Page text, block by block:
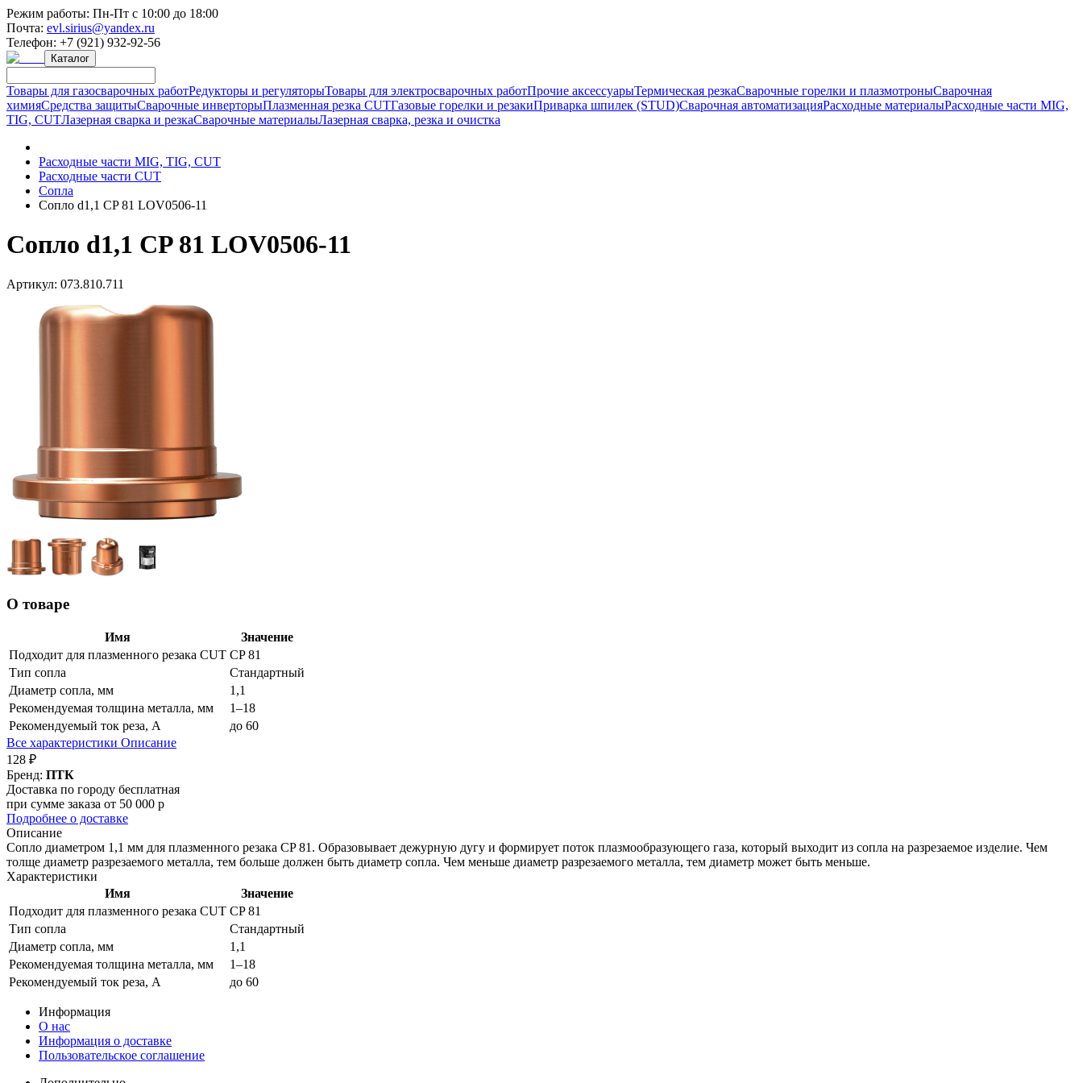
Режим работы: Пн-Пт с 10:00 до 18:00
Почта: evl.sirius@yandex.ru
Телефон: +7 (921) 932-92-56
Каталог
Товары для газосварочных работРедукторы и регуляторыТовары для электросварочных работПрочие аксессуарыТермическая резкаСварочные горелки и плазмотроныСварочная
химияСредства защитыСварочные инверторыПлазменная резка CUTГазовые горелки и резакиПриварка шпилек (STUD)Сварочная автоматизацияРасходные материалыРасходные части MIG,
TIG, CUTЛазерная сварка и резкаСварочные материалыЛазерная сварка, резка и очистка
Расходные части MIG, TIG, CUT
Расходные части CUT
Сопла
Сопло d1,1 CP 81 LOV0506-11
Сопло d1,1 CP 81 LOV0506-11
Артикул: 073.810.711
О товаре
Имя
Значение
Подходит для плазменного резака CUT CP 81
Тип сопла
Стандартный
Диаметр сопла, мм
1,1
Рекомендуемая толщина металла, мм
1–18
Рекомендуемый ток реза, А
до 60
Все характеристики Описание
128 ₽
Бренд: ПТК
Доставка по городу бесплатная
при сумме заказа от 50 000 р
Подробнее о доставке
Описание
Сопло диаметром 1,1 мм для плазменного резака CP 81. Образовывает дежурную дугу и формирует поток плазмообразующего газа, который выходит из сопла на разрезаемое изделие. Чем
толще диаметр разрезаемого металла, тем больше должен быть диаметр сопла. Чем меньше диаметр разрезаемого металла, тем диаметр может быть меньше.
Характеристики
Имя
Значение
Подходит для плазменного резака CUT CP 81
Тип сопла
Стандартный
Диаметр сопла, мм
1,1
Рекомендуемая толщина металла, мм
1–18
Рекомендуемый ток реза, А
до 60
Информация
О нас
Информация о доставке
Пользовательское соглашение